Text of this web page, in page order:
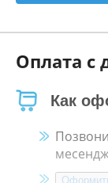
Оплата с
Как